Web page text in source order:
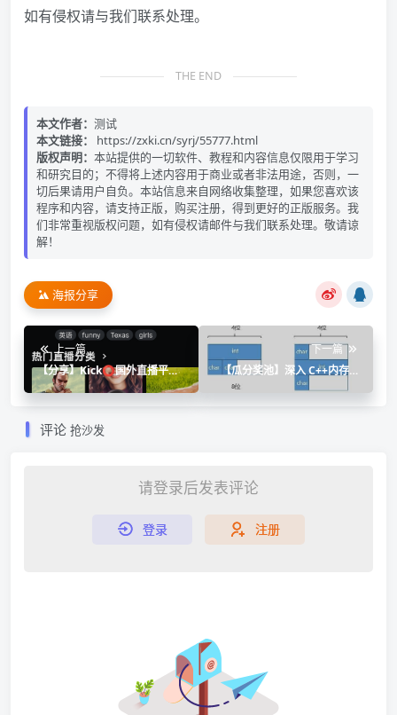
如有侵权请与我们联系处理。
THE END
本文作者： 测试
本文链接：
https://zxki.cn/syrj/55777.html
版权声明： 本站提供的一切软件、教程和内容信息仅限用于学习
和研究目的；不得将上述内容用于商业或者非法用途，否则，一
切后果请用户自负。本站信息来自网络收集整理，如果您喜欢该
程序和内容，请支持正版，购买注册，得到更好的正版服务。我
们非常重视版权问题，如有侵权请邮件与我们联系处理。敬请谅
解！
海报分享
上一篇
【分享】Kick⭕国外直播平台
⭕看异域风情
下一篇
【瓜分奖池】深入 C++内存管
理第二章
评论 抢沙发
请登录后发表评论
登录 注册